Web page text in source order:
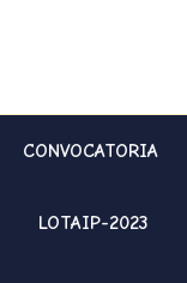
CONVOCATORIA
LOTAIP-2023